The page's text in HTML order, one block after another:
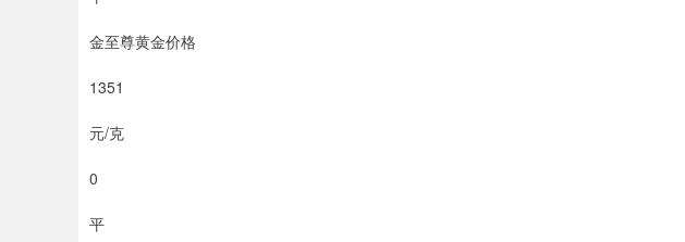
金至尊黄金价格
1351
元/克
0
平